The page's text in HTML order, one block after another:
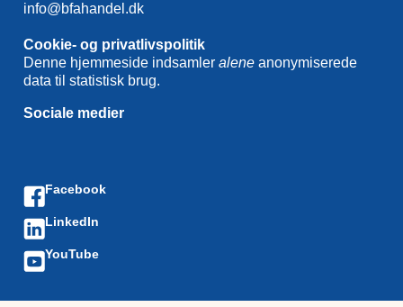
info@bfahandel.dk
Cookie- og privatlivspolitik
Denne hjemmeside indsamler alene anonymiserede
data til statistisk brug.
Sociale medier
Facebook
LinkedIn
YouTube